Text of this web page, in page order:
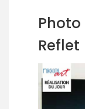
Photo
Reflet